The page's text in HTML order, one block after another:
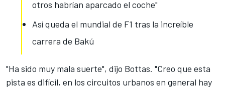
otros habrían aparcado el coche"
Así queda el mundial de F1 tras la increíble
carrera de Bakú
"Ha sido muy mala suerte", dijo Bottas. "Creo que esta
pista es difícil, en los circuitos urbanos en general hay